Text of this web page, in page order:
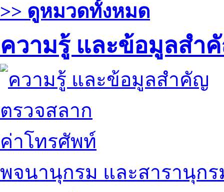
>> ดูหมวดทั้งหมด
ความรู้ และข้อมูลสำ
ตรวจสลาก
ค่าโทรศัพท์
พจนานุกรม และสารานุกร